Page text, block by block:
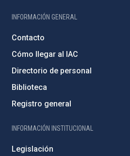
INFORMACIÓN GENERAL
Contacto
Cómo llegar al IAC
Directorio de personal
Biblioteca
Registro general
INFORMACIÓN INSTITUCIONAL
Legislación